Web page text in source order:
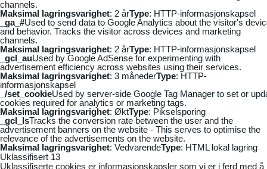
channels.
Maksimal lagringsvarighet: 2 årType: HTTP-informasjonskapsel
_ga_#Used to send data to Google Analytics about the visitor's
and behavior. Tracks the visitor across devices and marketing
channels.
Maksimal lagringsvarighet: 2 årType: HTTP-informasjonskapsel
_gcl_auUsed by Google AdSense for experimenting with
advertisement efficiency across websites using their services.
Maksimal lagringsvarighet: 3 månederType: HTTP-
informasjonskapsel
_/set_cookieUsed by server-side Google Tag Manager to set or
cookies required for analytics or marketing tags.
Maksimal lagringsvarighet: ØktType: Pikselsporing
_gcl_lsTracks the conversion rate between the user and the
advertisement banners on the website - This serves to optimise the
relevance of the advertisements on the website.
Maksimal lagringsvarighet: VedvarendeType: HTML lokal lagring
Uklassifisert 13
Uklassifiserte cookies er informasjonskapsler som vi er i ferd med å